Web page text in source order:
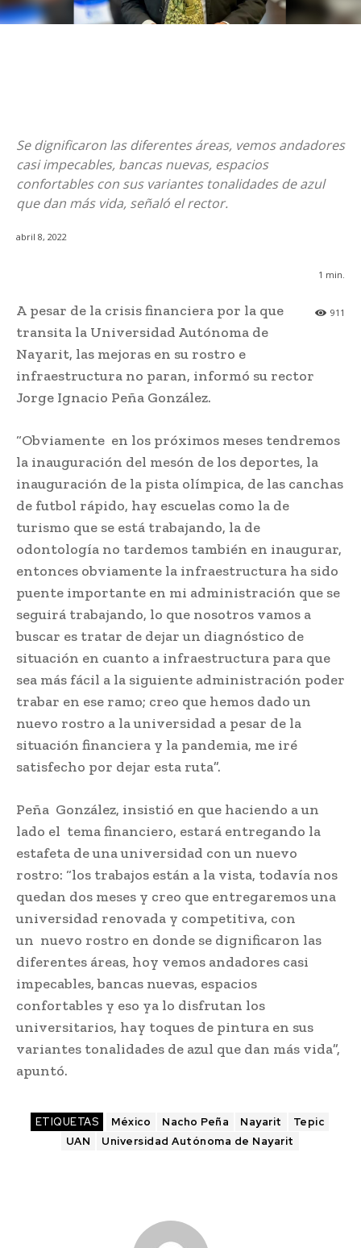
Se dignificaron las diferentes áreas, vemos andadores
casi impecables, bancas nuevas, espacios
confortables con sus variantes tonalidades de azul
que dan más vida, señaló el rector.
abril 8, 2022
1 min.
911
A pesar de la crisis financiera por la que
transita la Universidad Autónoma de
Nayarit, las mejoras en su rostro e
infraestructura no paran, informó su rector
Jorge Ignacio Peña González.
“Obviamente en los próximos meses tendremos
la inauguración del mesón de los deportes, la
inauguración de la pista olímpica, de las canchas
de futbol rápido, hay escuelas como la de
turismo que se está trabajando, la de
odontología no tardemos también en inaugurar,
entonces obviamente la infraestructura ha sido
puente importante en mi administración que se
seguirá trabajando, lo que nosotros vamos a
buscar es tratar de dejar un diagnóstico de
situación en cuanto a infraestructura para que
sea más fácil a la siguiente administración poder
trabar en ese ramo; creo que hemos dado un
nuevo rostro a la universidad a pesar de la
situación financiera y la pandemia, me iré
satisfecho por dejar esta ruta”.
Peña González, insistió en que haciendo a un
lado el tema financiero, estará entregando la
estafeta de una universidad con un nuevo
rostro: “los trabajos están a la vista, todavía nos
quedan dos meses y creo que entregaremos una
universidad renovada y competitiva, con
un nuevo rostro en donde se dignificaron las
diferentes áreas, hoy vemos andadores casi
impecables, bancas nuevas, espacios
confortables y eso ya lo disfrutan los
universitarios, hay toques de pintura en sus
variantes tonalidades de azul que dan más vida”,
apuntó.
ETIQUETAS México Nacho Peña Nayarit
Tepic
UAN
Universidad Autónoma de Nayarit